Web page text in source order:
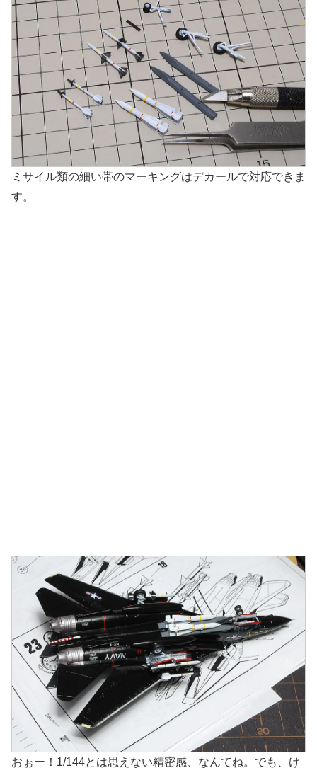
ミサイル類の細い帯のマーキングはデカールで対応できま
す。
おぉー！1/144とは思えない精密感、なんてね。でも、け